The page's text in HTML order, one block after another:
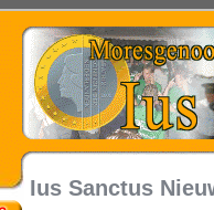
Ius Sanctus